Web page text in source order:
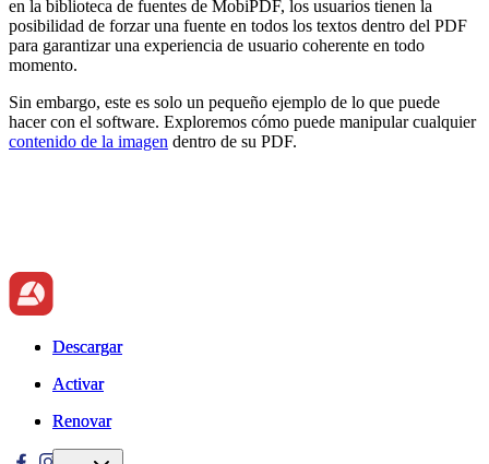
en la biblioteca de fuentes de MobiPDF, los usuarios tienen la
posibilidad de forzar una fuente en todos los textos dentro del PDF
para garantizar una experiencia de usuario coherente en todo
momento.
Sin embargo, este es solo un pequeño ejemplo de lo que puede
hacer con el software. Exploremos cómo puede manipular cualquier
contenido de la imagen dentro de su PDF.
Descargar
Activar
Renovar
Descargar
Activar
Renovar